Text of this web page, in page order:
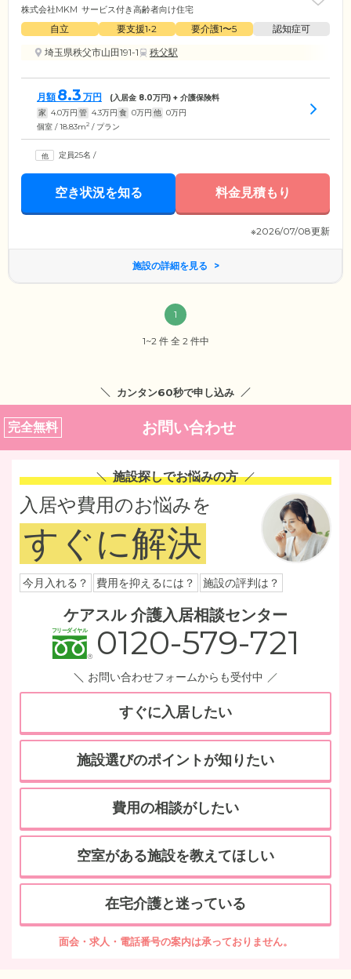
株式会社MKM サービス付き高齢者向け住宅
自立 要支援1•2 要介護1〜5
認知症可
埼玉県秩父市山田191-1
秩父駅
月額 8.3 万円 (入居金 8.0万円) + 介護保険料
家 4.0万円 管 4.3万円 食 0万円 他 0万円
個室 / 18.83m2 / プラン
定員25名 /
空き状況を知る 料金見積もり
※2026/07/08更新
施設の詳細を見る
1
1~2 件 全 2 件中
カンタン60秒で申し込み
完全無料 お問い合わせ
施設探しでお悩みの方
入居や費用のお悩みを
すぐに解決
今月入れる？ 費用を抑えるには？ 施設の評判は？
ケアスル 介護入居相談センター
0120-579-721
お問い合わせフォームからも受付中
すぐに入居したい
施設選びのポイントが知りたい
費用の相談がしたい
空室がある施設を教えてほしい
在宅介護と迷っている
面会・求人・電話番号の案内は承っておりません。